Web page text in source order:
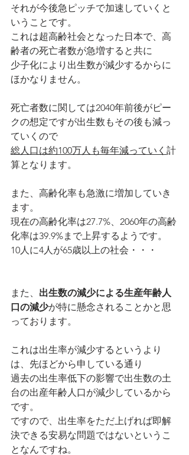
それが今後急ピッチで加速していくと
いうことです。
これは超高齢社会となった日本で、高
齢者の死亡者数が急増すると共に
少子化により出生数が減少するからに
ほかなりません。
死亡者数に関しては2040年前後がピー
クの想定ですが出生数もその後も減っ
ていくので
総人口は約100万人も毎年減っていく 計
算となります。
また、高齢化率も急激に増加していき
ます。
現在の高齢化率は27.7%、2060年の高齢
化率は39.9%まで上昇するようです。
10人に4人が65歳以上の社会・・・
また、 出生数の減少による生産年齢人
口の減少が特に懸念されることかと思
っております。
これは出生率が減少するというより
は、先ほどから申している通り
過去の出生率低下の影響で出生数の土
台の出産年齢人口が減少しているから
です。
ですので、出生率をただ上げれば即解
決できる安易な問題ではないというこ
となんですね。